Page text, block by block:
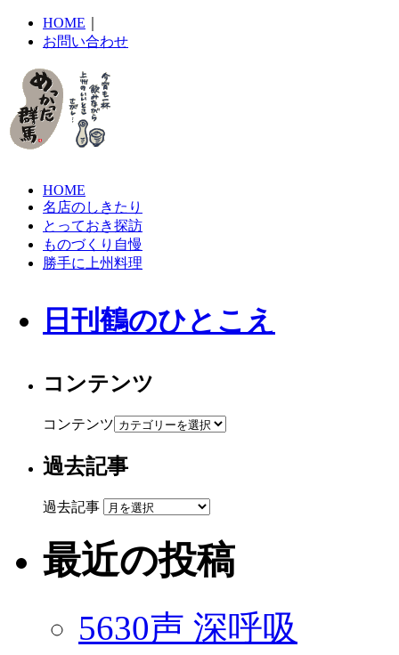
HOME
お問い合わせ
HOME
名店のしきたり
とっておき探訪
ものづくり自慢
勝手に上州料理
日刊鶴のひとこえ
コンテンツ
コンテンツ
過去記事
過去記事
最近の投稿
5630声 深呼吸